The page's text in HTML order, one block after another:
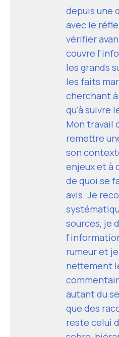
depuis une
avec le
vérifier
couvre
les grands
les faits
cherchant
qu'à suivre
Mon travail
remettre
son
enjeux et à
de quoi se
avis. Je
sources, je
rumeur et
nettement
autant du
que des
reste celui